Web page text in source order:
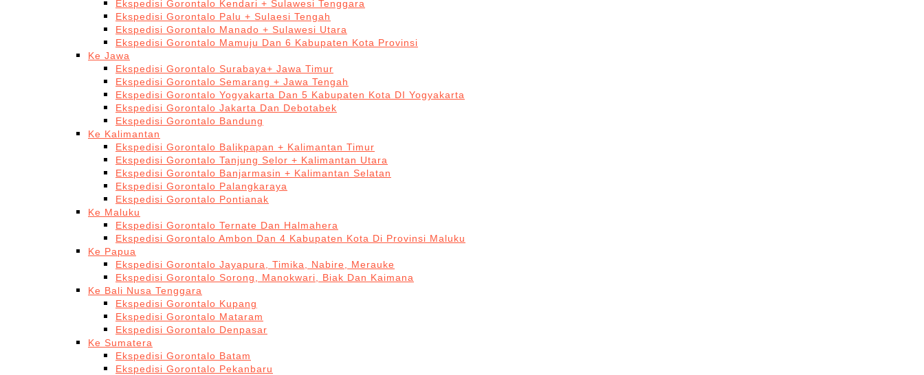
Ekspedisi Gorontalo Kendari + Sulawesi Tenggara
Ekspedisi Gorontalo Palu + Sulaesi Tengah
Ekspedisi Gorontalo Manado + Sulawesi Utara
Ekspedisi Gorontalo Mamuju Dan 6 Kabupaten Kota Provinsi
Ke Jawa
Ekspedisi Gorontalo Surabaya+ Jawa Timur
Ekspedisi Gorontalo Semarang + Jawa Tengah
Ekspedisi Gorontalo Yogyakarta Dan 5 Kabupaten Kota DI Yogyakarta
Ekspedisi Gorontalo Jakarta Dan Debotabek
Ekspedisi Gorontalo Bandung
Ke Kalimantan
Ekspedisi Gorontalo Balikpapan + Kalimantan Timur
Ekspedisi Gorontalo Tanjung Selor + Kalimantan Utara
Ekspedisi Gorontalo Banjarmasin + Kalimantan Selatan
Ekspedisi Gorontalo Palangkaraya
Ekspedisi Gorontalo Pontianak
Ke Maluku
Ekspedisi Gorontalo Ternate Dan Halmahera
Ekspedisi Gorontalo Ambon Dan 4 Kabupaten Kota Di Provinsi Maluku
Ke Papua
Ekspedisi Gorontalo Jayapura, Timika, Nabire, Merauke
Ekspedisi Gorontalo Sorong, Manokwari, Biak Dan Kaimana
Ke Bali Nusa Tenggara
Ekspedisi Gorontalo Kupang
Ekspedisi Gorontalo Mataram
Ekspedisi Gorontalo Denpasar
Ke Sumatera
Ekspedisi Gorontalo Batam
Ekspedisi Gorontalo Pekanbaru